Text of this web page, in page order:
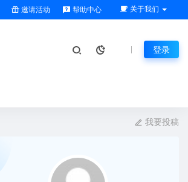
邀请活动 帮助中心 关于我们
登录
我要投稿